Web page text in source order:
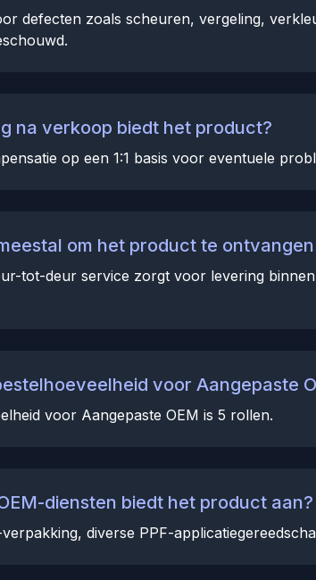
defecten zoals scheuren, vergeling,
na verkoop biedt het product?
op een 1:1 basis voor eventuele
om het product te
tot-deur service zorgt voor levering
voor Aangepaste
voor Aangepaste OEM is 5 rollen.
diensten biedt het product aan?
diverse PPF-